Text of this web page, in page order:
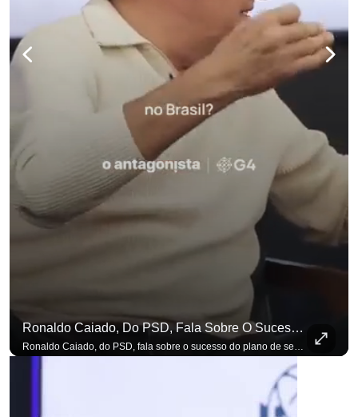
Ronaldo Caiado, Do PSD, Fala Sobre O Sucesso Do Plano De Segurança Pública
Ronaldo Caiado, do PSD, fala sobre o sucesso do plano de segurança pública como governador de Goiás, sendo um incentivo aos empreendedores locais. Se você busca informação com credibilidade, inscreva-se agora e ative o
para não perder nenhuma